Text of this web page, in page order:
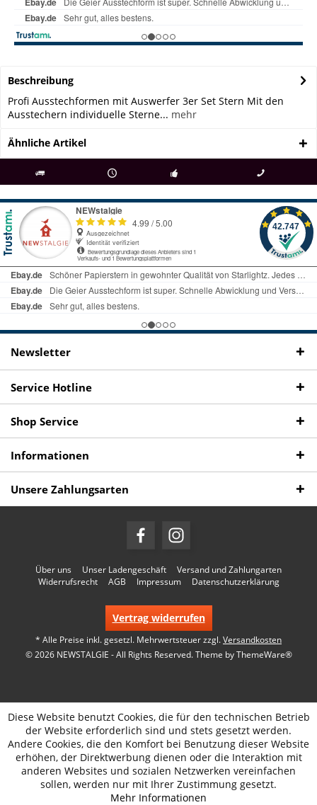
Beschreibung
Profi Ausstechformen mit Auswerfer 3er Set Stern Mit den
Ausstechern individuelle Sterne... mehr
Ähnliche Artikel
ab € 69 Bestellwert seit 98 Jahren Fachgeschäft + telefonisch erreichbar
09497 1511
Newsletter
Service Hotline
Shop Service
Informationen
Unsere Zahlungsarten
Über uns Unser Ladengeschäft
Versand und Zahlungarten
Widerrufsrecht
AGB Impressum Datenschutzerklärung
Vertrag widerrufen
* Alle Preise inkl. gesetzl. Mehrwertsteuer zzgl.Versandkosten
© 2026 NEWSTALGIE - All Rights Reserved. Theme byThemeWare®
Diese Website benutzt Cookies, die für den technischen Betrieb
der Website erforderlich sind und stets gesetzt werden.
Andere Cookies, die den Komfort bei Benutzung dieser Website
erhöhen, der Direktwerbung dienen oder die Interaktion mit
anderen Websites und sozialen Netzwerken vereinfachen
sollen, werden nur mit Ihrer Zustimmung gesetzt.
Mehr Informationen